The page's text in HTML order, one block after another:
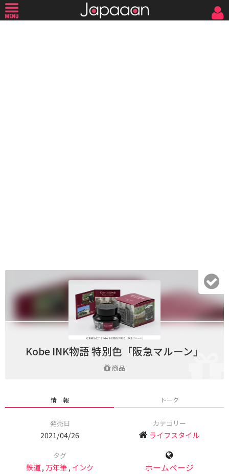
Kobe INK物語 特別色「阪急マルーン」
商品
情 報 トーク
発売日
2021/04/26
カテゴリー
ライフスタイル
タグ
鉄道, 万年筆, インク ホームページ